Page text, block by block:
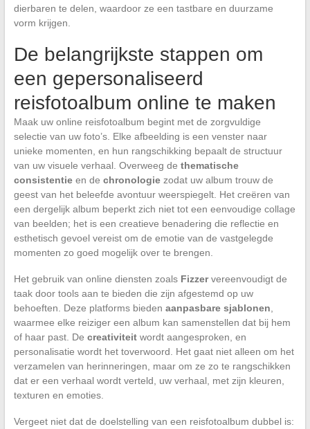
dierbaren te delen, waardoor ze een tastbare en duurzame
vorm krijgen.
De belangrijkste stappen om
een gepersonaliseerd
reisfotoalbum online te maken
Maak uw online reisfotoalbum begint met de zorgvuldige
selectie van uw foto’s. Elke afbeelding is een venster naar
unieke momenten, en hun rangschikking bepaalt de structuur
van uw visuele verhaal. Overweeg de thematische
consistentieen de chronologiezodat uw album trouw de
geest van het beleefde avontuur weerspiegelt. Het creëren van
een dergelijk album beperkt zich niet tot een eenvoudige collage
van beelden; het is een creatieve benadering die reflectie en
esthetisch gevoel vereist om de emotie van de vastgelegde
momenten zo goed mogelijk over te brengen.
Het gebruik van online diensten zoals Fizzervereenvoudigt de
taak door tools aan te bieden die zijn afgestemd op uw
behoeften. Deze platforms bieden aanpasbare sjablonen
waarmee elke reiziger een album kan samenstellen dat bij hem
of haar past. De creativiteitwordt aangesproken, en
personalisatie wordt het toverwoord. Het gaat niet alleen om het
verzamelen van herinneringen, maar om ze zo te rangschikken
dat er een verhaal wordt verteld, uw verhaal, met zijn kleuren,
texturen en emoties.
Vergeet niet dat de doelstelling van een reisfotoalbum dubbel is: